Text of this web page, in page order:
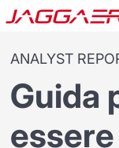
ANALYST
Guida
essere